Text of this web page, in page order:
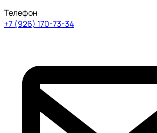
Телефон
+7 (926) 170-73-34